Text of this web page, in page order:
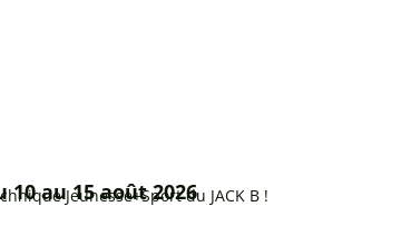
10 au 15 août 2026
Jeunesse+Sport du JACK B !